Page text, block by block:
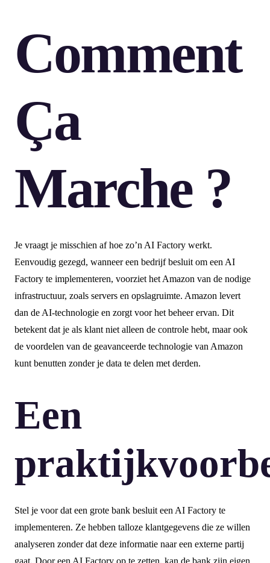
Comment
Ça
Marche ?
Je vraagt je misschien af hoe zo’n AI Factory werkt.
Eenvoudig gezegd, wanneer een bedrijf besluit om een AI
Factory te implementeren, voorziet het Amazon van de nodige
infrastructuur, zoals servers en opslagruimte. Amazon levert
dan de AI-technologie en zorgt voor het beheer ervan. Dit
betekent dat je als klant niet alleen de controle hebt, maar ook
de voordelen van de geavanceerde technologie van Amazon
kunt benutten zonder je data te delen met derden.
Een
Stel je voor dat een grote bank besluit een AI Factory te
implementeren. Ze hebben talloze klantgegevens die ze willen
analyseren zonder dat deze informatie naar een externe partij